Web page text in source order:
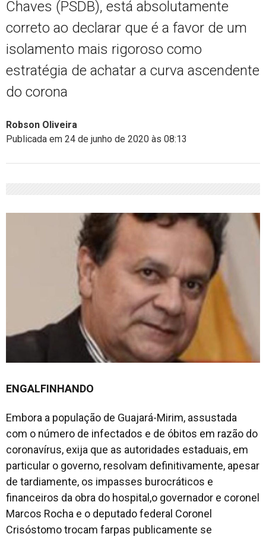
Chaves (PSDB), está absolutamente
correto ao declarar que é a favor de um
isolamento mais rigoroso como
estratégia de achatar a curva ascendente
do corona
Robson Oliveira
Publicada em 24 de junho de 2020 às 08:13
ENGALFINHANDO
Embora a população de Guajará-Mirim, assustada
com o número de infectados e de óbitos em razão do
coronavírus, exija que as autoridades estaduais, em
particular o governo, resolvam definitivamente, apesar
de tardiamente, os impasses burocráticos e
financeiros da obra do hospital,o governador e coronel
Marcos Rocha e o deputado federal Coronel
Crisóstomo trocam farpas publicamente se